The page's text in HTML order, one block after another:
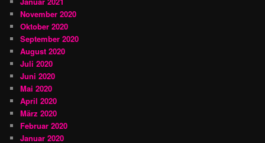
November 2020
Oktober 2020
September 2020
August 2020
Juli 2020
Juni 2020
Mai 2020
April 2020
März 2020
Februar 2020
Januar 2020